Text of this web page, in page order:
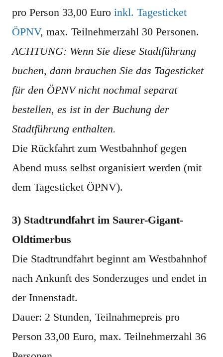
pro Person 33,00 Euro inkl. Tagesticket
ÖPNV, max. Teilnehmerzahl 30 Personen.
ACHTUNG: Wenn Sie diese Stadtführung
buchen, dann brauchen Sie das Tagesticket
für den ÖPNV nicht nochmal separat
bestellen, es ist in der Buchung der
Stadtführung enthalten.
Die Rückfahrt zum Westbahnhof gegen
Abend muss selbst organisiert werden (mit
dem Tagesticket ÖPNV).
3) Stadtrundfahrt im Saurer-Gigant-
Oldtimerbus
Die Stadtrundfahrt beginnt am Westbahnhof
nach Ankunft des Sonderzuges und endet in
der Innenstadt.
Dauer: 2 Stunden, Teilnahmepreis pro
Person 33,00 Euro, max. Teilnehmerzahl 36